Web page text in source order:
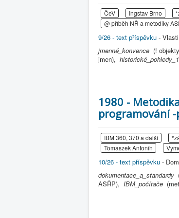
ČeV Ingstav Brno
@ příběh NŘ a metodiky
9/26 - text příspěvku -
jmenné_konvence (!
jmen),
1980 -
programování -
IBM 360, 370 a další
Tomaszek Antonín
10/26 - text příspěvku -
dokumentace_a_standardy
ASŘP), IBM_počítače